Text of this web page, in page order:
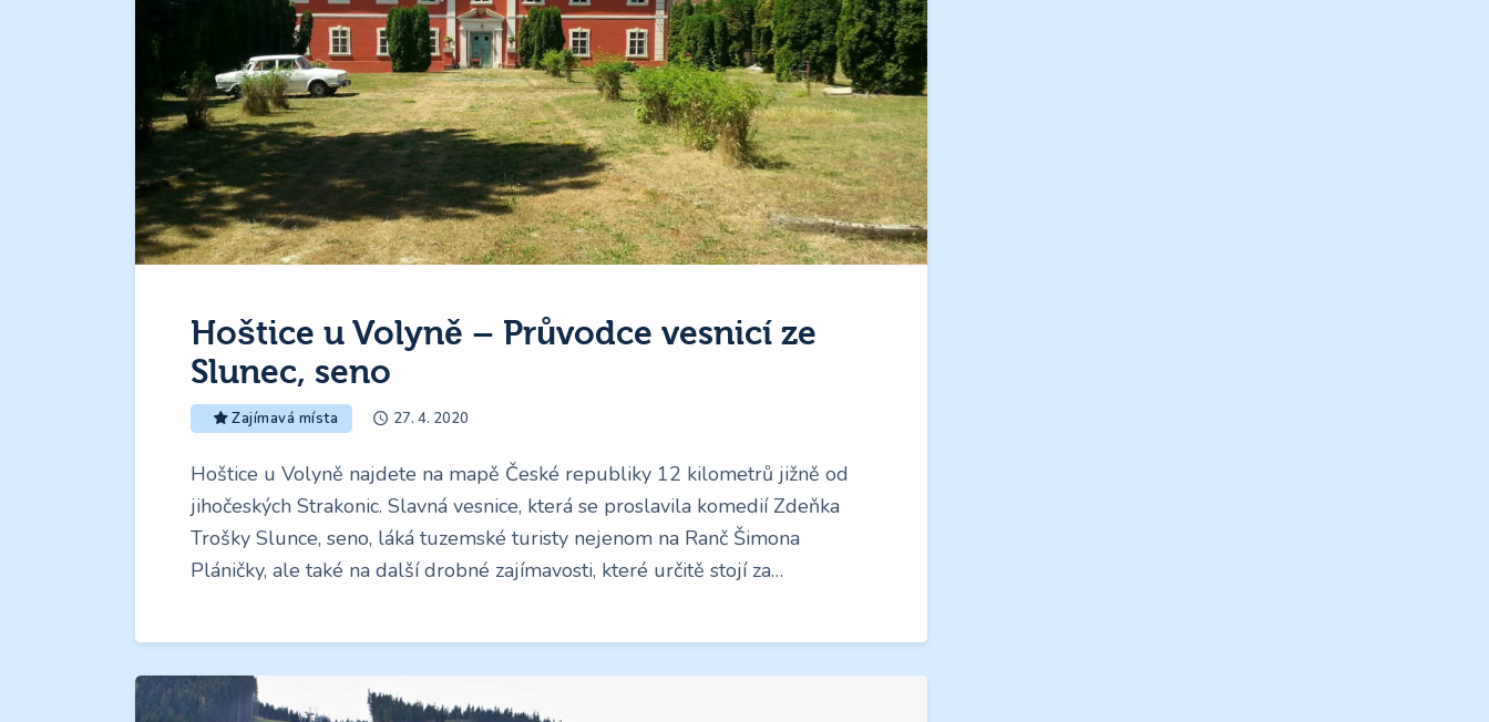
Hoštice u Volyně – Průvodce vesnicí ze
Slunec, seno
Zajímavá místa 27. 4. 2020
Hoštice u Volyně najdete na mapě České republiky 12 kilometrů jižně od
jihočeských Strakonic. Slavná vesnice, která se proslavila komedií Zdeňka
Trošky Slunce, seno, láká tuzemské turisty nejenom na Ranč Šimona
Pláničky, ale také na další drobné zajímavosti, které určitě stojí za…